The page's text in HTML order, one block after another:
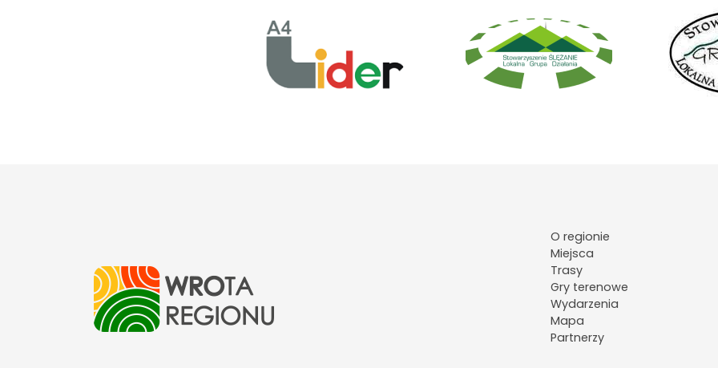
O regionie
Miejsca
Trasy
Gry terenowe
Wydarzenia
Mapa
Partnerzy